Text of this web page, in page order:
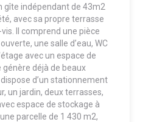
gîte indépendant de 43m2
avec sa propre terrasse
Il comprend une pièce
une salle d’eau, WC
avec un espace de
déjà de beaux
d’un stationnement
un jardin, deux terrasses,
espace de stockage à
parcelle de 1 430 m2,